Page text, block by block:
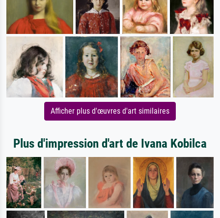
Afficher plus d'œuvres d'art similaires
Plus d'impression d'art de Ivana Kobilca